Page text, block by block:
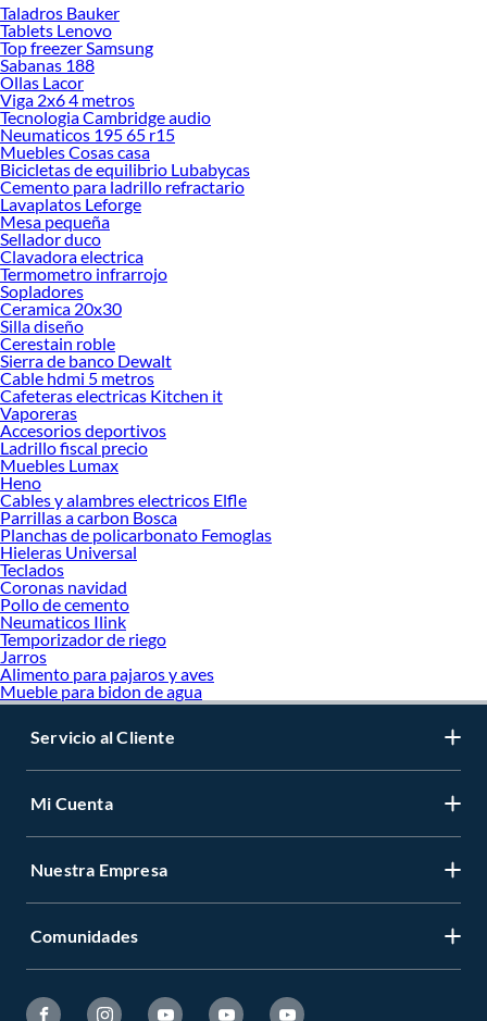
Taladros Bauker
Tablets Lenovo
Top freezer Samsung
Sabanas 188
Ollas Lacor
Viga 2x6 4 metros
Tecnologia Cambridge audio
Neumaticos 195 65 r15
Muebles Cosas casa
Bicicletas de equilibrio Lubabycas
Cemento para ladrillo refractario
Lavaplatos Leforge
Mesa pequeña
Sellador duco
Clavadora electrica
Termometro infrarrojo
Sopladores
Ceramica 20x30
Silla diseño
Cerestain roble
Sierra de banco Dewalt
Cable hdmi 5 metros
Cafeteras electricas Kitchen it
Vaporeras
Accesorios deportivos
Ladrillo fiscal precio
Muebles Lumax
Heno
Cables y alambres electricos Elfle
Parrillas a carbon Bosca
Planchas de policarbonato Femoglas
Hieleras Universal
Teclados
Coronas navidad
Pollo de cemento
Neumaticos Ilink
Temporizador de riego
Jarros
Alimento para pajaros y aves
Mueble para bidon de agua
Servicio al Cliente
Mi Cuenta
Nuestra Empresa
Comunidades